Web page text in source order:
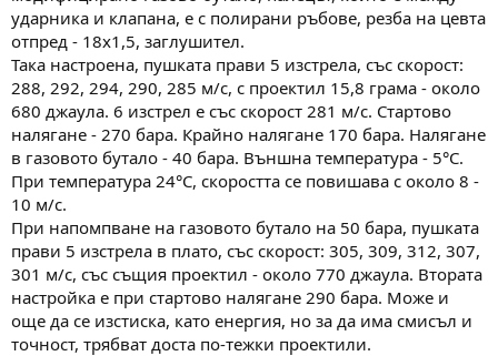
ударника и клапана, е с полирани ръбове, резба на цевта
отпред - 18х1,5, заглушител.
Така настроена, пушката прави 5 изстрела, със скорост:
288, 292, 294, 290, 285 м/с, с проектил 15,8 грама - около
680 джаула. 6 изстрел е със скорост 281 м/с. Стартово
налягане - 270 бара. Крайно налягане 170 бара. Налягане
в газовото бутало - 40 бара. Външна температура - 5°С.
При температура 24°С, скоростта се повишава с около 8 -
10 м/с.
При напомпване на газовото бутало на 50 бара, пушката
прави 5 изстрела в плато, със скорост: 305, 309, 312, 307,
301 м/с, със същия проектил - около 770 джаула. Втората
настройка е при стартово налягане 290 бара. Може и
още да се изстиска, като енергия, но за да има смисъл и
точност, трябват доста по-тежки проектили.